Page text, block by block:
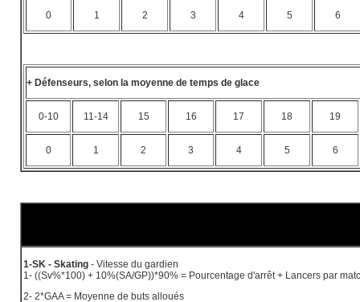
0 1 2 3 4 5 6
+ Défenseurs, selon la moyenne de temps de glace
0-10 11-14 15 16 17 18 19
0 1 2 3 4 5 6
1-SK - Skating - Vitesse du gardien
1- ((Sv%*100) + 10%(SA/GP))*90% = Pourcentage d'arrêt + Lancers par
2- 2*GAA = Moyenne de buts alloués